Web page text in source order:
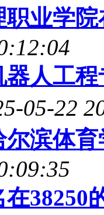
业学
人工
05-22
滨体
38250